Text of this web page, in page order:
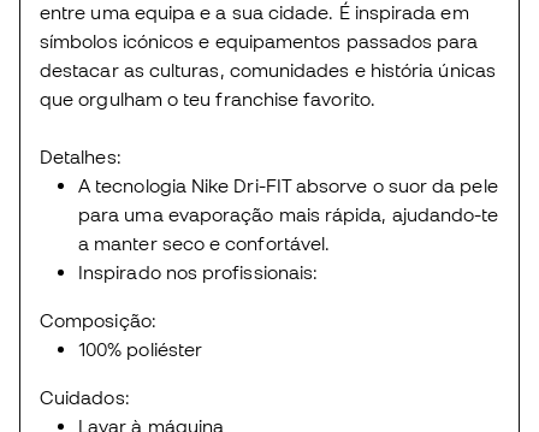
entre uma equipa e a sua cidade. É inspirada em
símbolos icónicos e equipamentos passados para
destacar as culturas, comunidades e história únicas
que orgulham o teu franchise favorito.
Detalhes:
A tecnologia Nike Dri-FIT absorve o suor da pele
para uma evaporação mais rápida, ajudando-te
a manter seco e confortável.
Inspirado nos profissionais:
Composição:
100% poliéster
Cuidados:
Lavar à máquina